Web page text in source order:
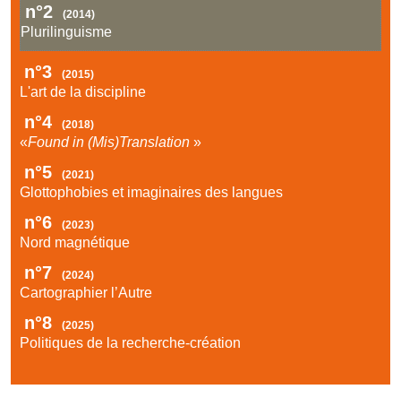
n°2 (2014)
Plurilinguisme
n°3 (2015)
L'art de la discipline
n°4 (2018)
«Found in (Mis)Translation »
n°5 (2021)
Glottophobies et imaginaires des langues
n°6 (2023)
Nord magnétique
n°7 (2024)
Cartographier l’Autre
n°8 (2025)
Politiques de la recherche-création